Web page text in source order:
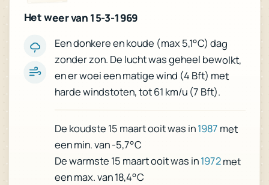
Het weer van 15-3-1969
Een donkere en koude (max 5,1°C) dag
zonder zon. De lucht was geheel bewolkt,
en er woei een matige wind (4 Bft) met
harde windstoten, tot 61 km/u (7 Bft).
De koudste 15 maart ooit was in1987 met
een min. van -5,7°C
De warmste 15 maart ooit was in1972met
een max. van 18,4°C